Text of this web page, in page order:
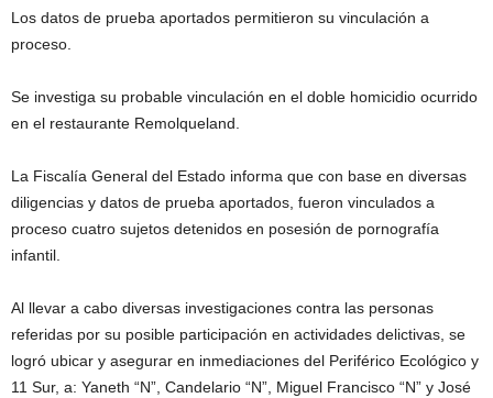
Los datos de prueba aportados permitieron su vinculación a
proceso.
Se investiga su probable vinculación en el doble homicidio ocurrido
en el restaurante Remolqueland.
La Fiscalía General del Estado informa que con base en diversas
diligencias y datos de prueba aportados, fueron vinculados a
proceso cuatro sujetos detenidos en posesión de pornografía
infantil.
Al llevar a cabo diversas investigaciones contra las personas
referidas por su posible participación en actividades delictivas, se
logró ubicar y asegurar en inmediaciones del Periférico Ecológico y
11 Sur, a: Yaneth “N”, Candelario “N”, Miguel Francisco “N” y José